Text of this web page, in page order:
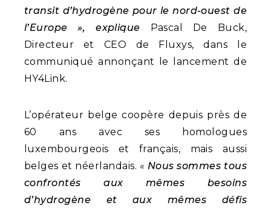
transit d’hydrogène pour le nord-ouest de
l’Europe », explique Pascal De Buck,
Directeur et CEO de Fluxys, dans le
communiqué annonçant le lancement de
HY4Link.
L’opérateur belge coopère depuis près de
60 ans avec ses homologues
luxembourgeois et français, mais aussi
belges et néerlandais. « Nous sommes tous
confrontés aux mêmes besoins
d’hydrogène et aux mêmes défis